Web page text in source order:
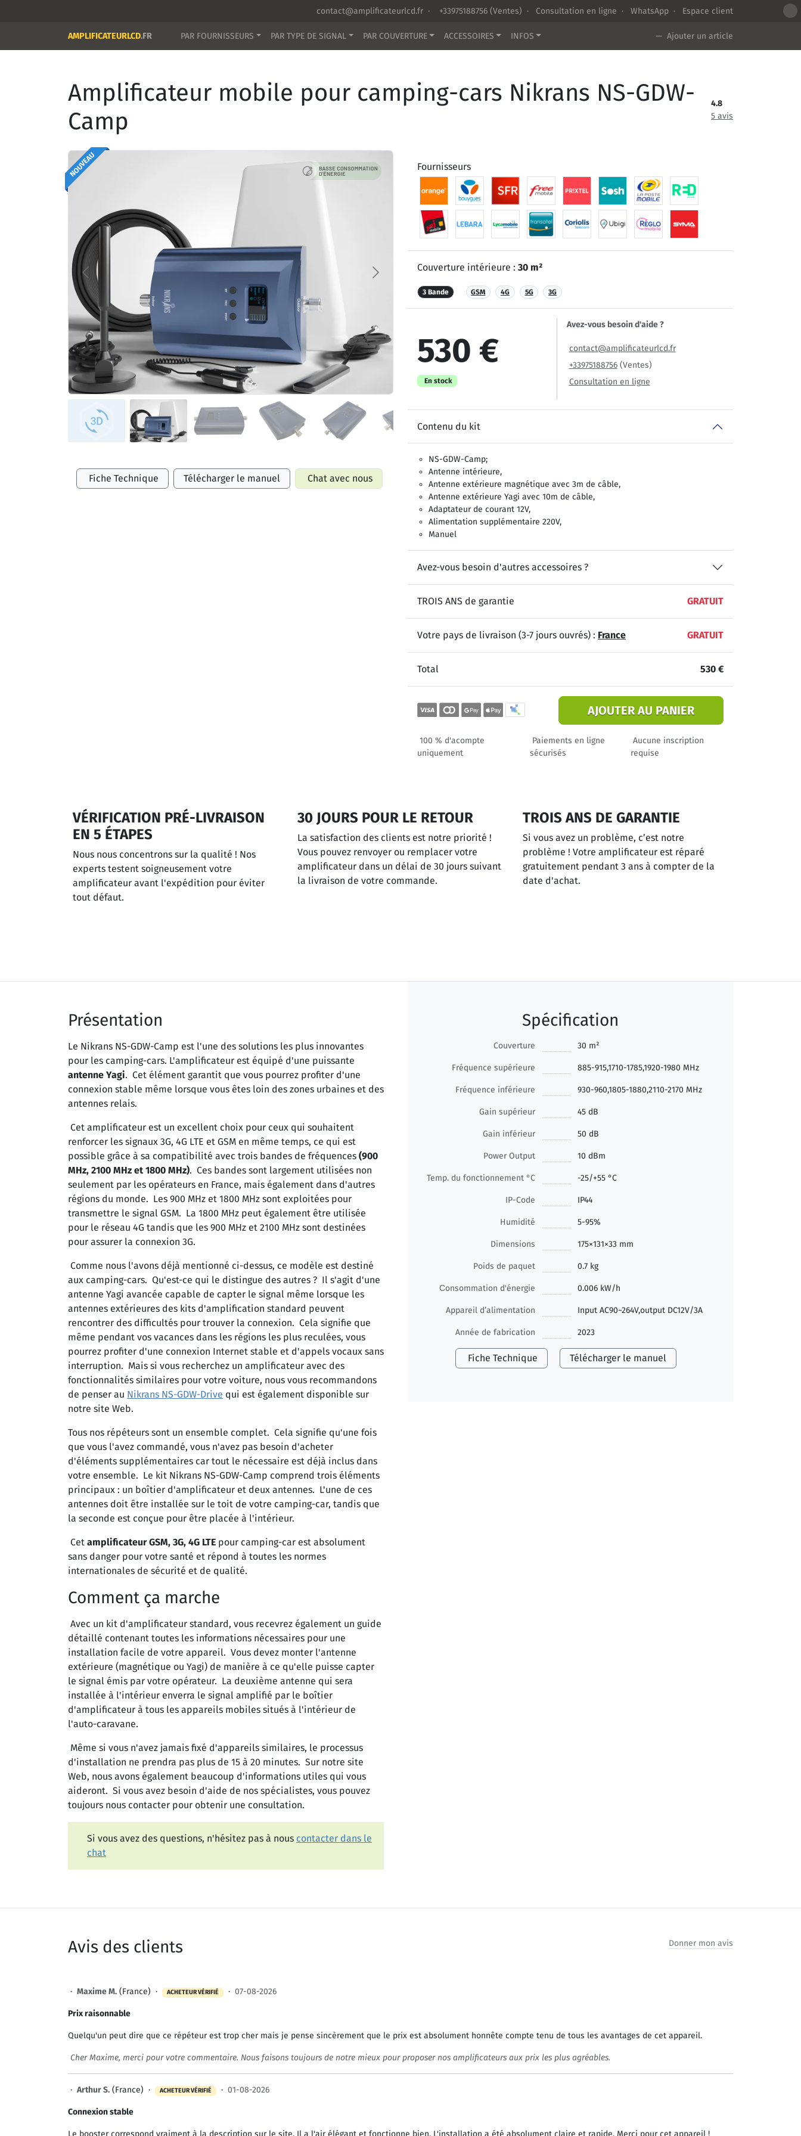
contact@amplificateurlcd.fr · +33975188756 (Ventes) · Consultation en ligne · WhatsApp · Espace client
AMPLIFICATEURLCD.FR PAR FOURNISSEURS PAR TYPE DE SIGNAL PAR COUVERTURE ACCESSOIRES INFOS — Ajouter un article
Amplificateur mobile pour camping-cars Nikrans NS-GDW-
Camp
4.8
5 avis
NOUVEAU
Fiche Technique Télécharger le manuel Chat avec nous
Fournisseurs
Couverture intérieure : 30 m²
3 Bande GSM 4G 5G 3G
530 €
En stock
Avez-vous besoin d'aide ?
contact@amplificateurlcd.fr
+33975188756(Ventes)
Consultation en ligne
Contenu du kit
NS-GDW-Camp;
Antenne intérieure,
Antenne extérieure magnétique avec 3m de câble,
Antenne extérieure Yagi avec 10m de câble,
Adaptateur de courant 12V,
Alimentation supplémentaire 220V,
Manuel
Avez-vous besoin d'autres accessoires ?
TROIS ANS de garantie GRATUIT
Votre pays de livraison (3-7 jours ouvrés) : France GRATUIT
Total 530 €
AJOUTER AU PANIER
100 % d'acompte
uniquement
Paiements en ligne
sécurisés
Aucune inscription
requise
VÉRIFICATION PRÉ-LIVRAISON
EN 5 ÉTAPES
Nous nous concentrons sur la qualité ! Nos
experts testent soigneusement votre
amplificateur avant l'expédition pour éviter
tout défaut.
30 JOURS POUR LE RETOUR
La satisfaction des clients est notre priorité !
Vous pouvez renvoyer ou remplacer votre
amplificateur dans un délai de 30 jours suivant
la livraison de votre commande.
TROIS ANS DE GARANTIE
Si vous avez un problème, c’est notre
problème ! Votre amplificateur est réparé
gratuitement pendant 3 ans à compter de la
date d'achat.
Présentation
Le Nikrans NS-GDW-Camp est l'une des solutions les plus innovantes
pour les camping-cars. L'amplificateur est équipé d'une puissante
antenne Yagi. Cet élément garantit que vous pourrez profiter d'une
connexion stable même lorsque vous êtes loin des zones urbaines et des
antennes relais.
Cet amplificateur est un excellent choix pour ceux qui souhaitent
renforcer les signaux 3G, 4G LTE et GSM en même temps, ce qui est
possible grâce à sa compatibilité avec trois bandes de fréquences (900
MHz, 2100 MHz et 1800 MHz). Ces bandes sont largement utilisées non
seulement par les opérateurs en France, mais également dans d'autres
régions du monde. Les 900 MHz et 1800 MHz sont exploitées pour
transmettre le signal GSM. La 1800 MHz peut également être utilisée
pour le réseau 4G tandis que les 900 MHz et 2100 MHz sont destinées
pour assurer la connexion 3G.
Comme nous l'avons déjà mentionné ci-dessus, ce modèle est destiné
aux camping-cars. Qu'est-ce qui le distingue des autres ? Il s'agit d'une
antenne Yagi avancée capable de capter le signal même lorsque les
antennes extérieures des kits d'amplification standard peuvent
rencontrer des difficultés pour trouver la connexion. Cela signifie que
même pendant vos vacances dans les régions les plus reculées, vous
pourrez profiter d'une connexion Internet stable et d'appels vocaux sans
interruption. Mais si vous recherchez un amplificateur avec des
fonctionnalités similaires pour votre voiture, nous vous recommandons
de penser au Nikrans NS-GDW-Drive qui est également disponible sur
notre site Web.
Tous nos répéteurs sont un ensemble complet. Cela signifie qu'une fois
que vous l'avez commandé, vous n'avez pas besoin d'acheter
d'éléments supplémentaires car tout le nécessaire est déjà inclus dans
votre ensemble. Le kit Nikrans NS-GDW-Camp comprend trois éléments
principaux : un boîtier d'amplificateur et deux antennes. L'une de ces
antennes doit être installée sur le toit de votre camping-car, tandis que
la seconde est conçue pour être placée à l'intérieur.
Cet amplificateur GSM, 3G, 4G LTE pour camping-car est absolument
sans danger pour votre santé et répond à toutes les normes
internationales de sécurité et de qualité.
Comment ça marche
Avec un kit d'amplificateur standard, vous recevrez également un guide
détaillé contenant toutes les informations nécessaires pour une
installation facile de votre appareil. Vous devez monter l'antenne
extérieure (magnétique ou Yagi) de manière à ce qu'elle puisse capter
le signal émis par votre opérateur. La deuxième antenne qui sera
installée à l'intérieur enverra le signal amplifié par le boîtier
d'amplificateur à tous les appareils mobiles situés à l'intérieur de
l'auto-caravane.
Même si vous n'avez jamais fixé d'appareils similaires, le processus
d'installation ne prendra pas plus de 15 à 20 minutes. Sur notre site
Web, nous avons également beaucoup d'informations utiles qui vous
aideront. Si vous avez besoin d'aide de nos spécialistes, vous pouvez
toujours nous contacter pour obtenir une consultation.
Si vous avez des questions, n'hésitez pas à nous contacter dans le
chat
Spécification
Couverture 30 m²
Fréquence supérieure 885-915,1710-1785,1920-1980 MHz
Fréquence inférieure 930-960,1805-1880,2110-2170 MHz
Gain supérieur 45 dB
Gain inférieur 50 dB
Power Output 10 dBm
Temp. du fonctionnement °C -25/+55 °C
IP-Code IP44
Humidité 5-95%
Dimensions 175×131×33 mm
Poids de paquet 0.7 kg
Сonsommation d'énergie 0.006 kW/h
Appareil d’alimentation Input AC90~264V,output DC12V/3A
Année de fabrication 2023
Fiche Technique Télécharger le manuel
Avis des clients Donner mon avis
· Maxime M. (France) · ACHETEUR VÉRIFIÉ · 07-08-2026
Prix raisonnable
Quelqu'un peut dire que ce répéteur est trop cher mais je pense sincèrement que le prix est absolument honnête compte tenu de tous les avantages de cet appareil.
Cher Maxime, merci pour votre commentaire. Nous faisons toujours de notre mieux pour proposer nos amplificateurs aux prix les plus agréables.
· Arthur S. (France) · ACHETEUR VÉRIFIÉ · 01-08-2026
Connexion stable